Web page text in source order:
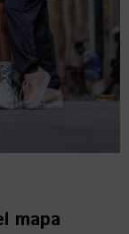
mapa